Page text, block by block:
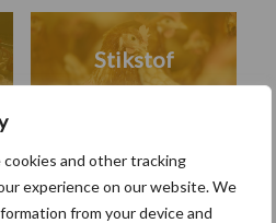
cookies and other tracking
experience on our website. We
from your device and
Stikstof
meer